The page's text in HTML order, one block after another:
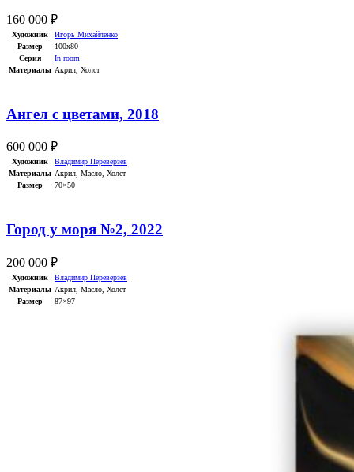
160 000 ₽
Художник
Игорь Михайленко
Размер
100х80
Серия
In room
Материалы Акрил Холст
Ангел с цветами, 2018
600 000 ₽
Художник
Владимир Переверзев
Материалы Акрил, Масло, Холст
Размер
70×50
Город у моря №2, 2022
200 000 ₽
Художник
Владимир Переверзев
Материалы Акрил Масло Холст
Размер
87×97